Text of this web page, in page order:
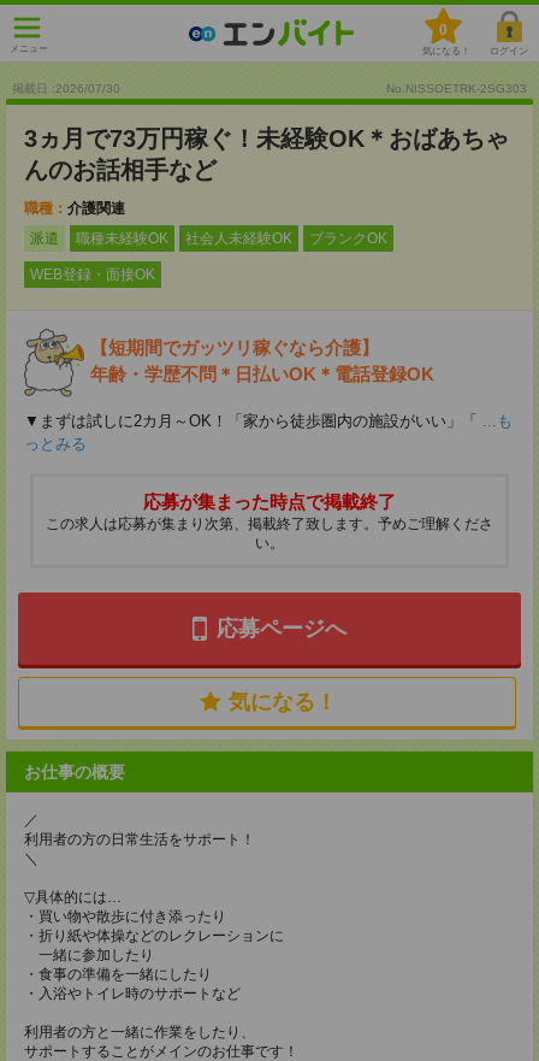
メニュー
0
気になる！ ログイン
掲載日 :2026/07/30 No.NISSOETRK-2SG303
3ヵ月で73万円稼ぐ！未経験OK＊おばあちゃ
んのお話相手など
職種： 介護関連
派遣
職種未経験OK 社会人未経験OK ブランクOK
WEB登録・面接OK
【短期間でガッツリ稼ぐなら介護】
年齢・学歴不問＊日払いOK＊電話登録OK
▼まずは試しに2カ月～OK！「家から徒歩圏内の施設がいい」「 ...も
っとみる
応募が集まった時点で掲載終了
この求人は応募が集まり次第、掲載終了致します。予めご理解くださ
い。
応募ページへ
気になる！
お仕事の概要
／
利用者の方の日常生活をサポート！
＼
▽具体的には…
・買い物や散歩に付き添ったり
・折り紙や体操などのレクレーションに
一緒に参加したり
・食事の準備を一緒にしたり
・入浴やトイレ時のサポートなど
利用者の方と一緒に作業をしたり、
サポートすることがメインのお仕事です！